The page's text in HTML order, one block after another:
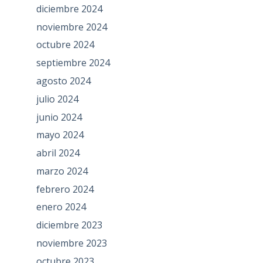
diciembre 2024
noviembre 2024
octubre 2024
septiembre 2024
agosto 2024
julio 2024
junio 2024
mayo 2024
abril 2024
marzo 2024
febrero 2024
enero 2024
diciembre 2023
noviembre 2023